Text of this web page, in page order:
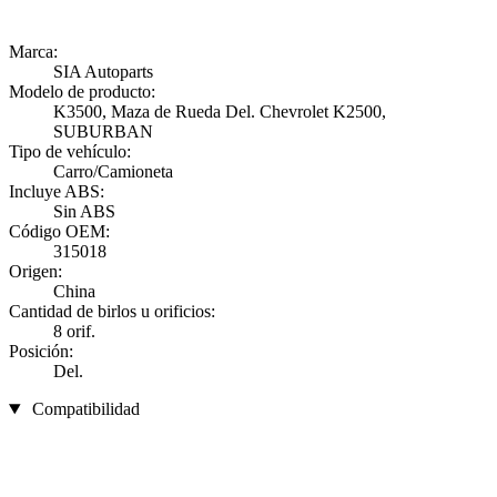
Marca:
SIA Autoparts
Modelo de producto:
K3500, Maza de Rueda Del. Chevrolet K2500,
SUBURBAN
Tipo de vehículo:
Carro/Camioneta
Incluye ABS:
Sin ABS
Código OEM:
315018
Origen:
China
Cantidad de birlos u orificios:
8 orif.
Posición:
Del.
Compatibilidad